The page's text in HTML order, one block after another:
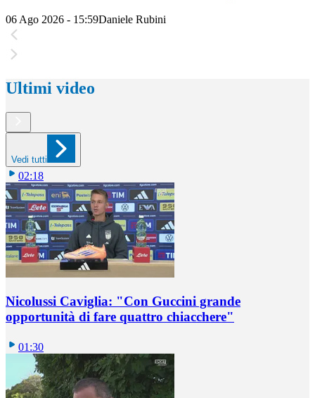
06 Ago 2026 - 15:59Daniele Rubini
Ultimi video
Vedi tutti
02:18
Nicolussi Caviglia: "Con Guccini grande
opportunità di fare quattro chiacchere"
01:30